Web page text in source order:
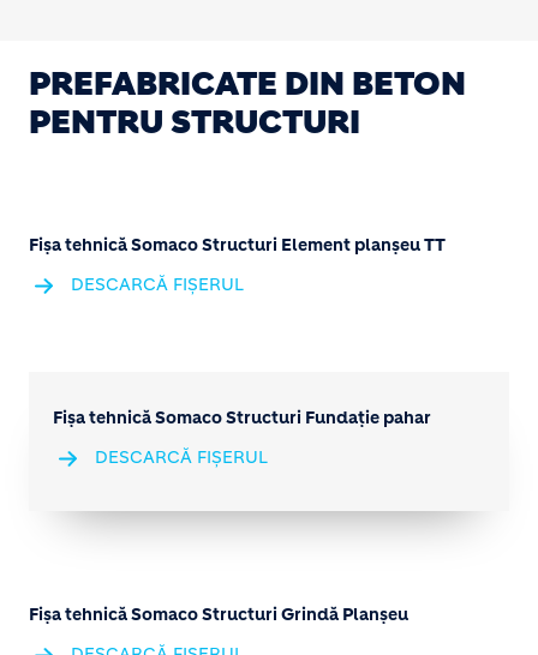
PREFABRICATE DIN BETON
PENTRU STRUCTURI
Fișa tehnică Somaco Structuri Element planșeu TT
DESCARCĂ FIȘERUL
Fișa tehnică Somaco Structuri Fundație pahar
DESCARCĂ FIȘERUL
Fișa tehnică Somaco Structuri Grindă Planșeu